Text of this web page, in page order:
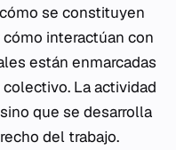
se constituyen
interactúan con
están enmarcadas
La actividad
que se desarrolla
del trabajo.